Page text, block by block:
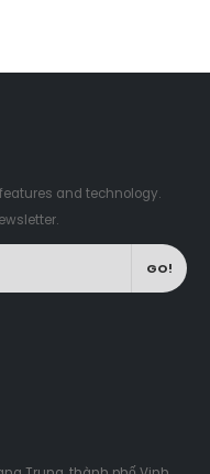
and technology.